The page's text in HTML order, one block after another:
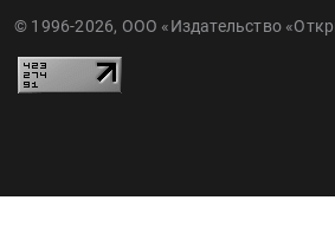
© 1996-2026, ООО «Издательство